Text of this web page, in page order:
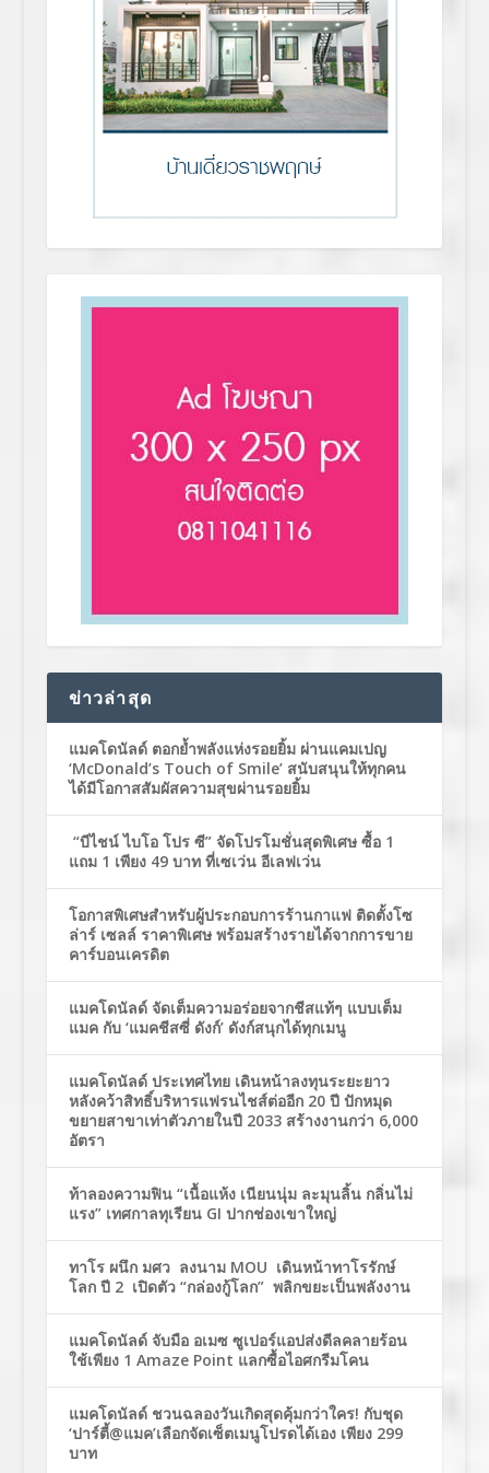
ข่าวล่าสุด
แมคโดนัลด์ ตอกย้ำพลังแห่งรอยยิ้ม ผ่านแคมเปญ
‘McDonald’s Touch of Smile’ สนับสนุนให้ทุกคน
ได้มีโอกาสสัมผัสความสุขผ่านรอยยิ้ม
“บีไชน์ ไบโอ โปร ซี” จัดโปรโมชั่นสุดพิเศษ ซื้อ 1
แถม 1 เพียง 49 บาท ที่เซเว่น อีเลฟเว่น
โอกาสพิเศษสำหรับผู้ประกอบการร้านกาแฟ ติดตั้งโซ
ล่าร์ เซลล์ ราคาพิเศษ พร้อมสร้างรายได้จากการขาย
คาร์บอนเครดิต
แมคโดนัลด์ จัดเต็มความอร่อยจากชีสแท้ๆ แบบเต็ม
แมค กับ ‘แมคชีสซี่ ดังก์’ ดังก์สนุกได้ทุกเมนู
แมคโดนัลด์ ประเทศไทย เดินหน้าลงทุนระยะยาว
หลังคว้าสิทธิ์บริหารแฟรนไชส์ต่ออีก 20 ปี ปักหมุด
ขยายสาขาเท่าตัวภายในปี 2033 สร้างงานกว่า 6,000
อัตรา
ท้าลองความฟิน “เนื้อแห้ง เนียนนุ่ม ละมุนลิ้น กลิ่นไม่
แรง” เทศกาลทุเรียน GI ปากช่องเขาใหญ่
ทาโร ผนึก มศว ลงนาม MOU เดินหน้าทาโรรักษ์
โลก ปี 2 เปิดตัว “กล่องกู้โลก” พลิกขยะเป็นพลังงาน
แมคโดนัลด์ จับมือ อเมซ ซูเปอร์แอปส่งดีลคลายร้อน
ใช้เพียง 1 Amaze Point แลกซื้อไอศกรีมโคน
แมคโดนัลด์ ชวนฉลองวันเกิดสุดคุ้มกว่าใคร! กับชุด
‘ปาร์ตี้@แมค’เลือกจัดเซ็ตเมนูโปรดได้เอง เพียง 299
บาท